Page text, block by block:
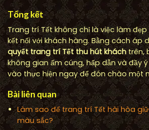
Tổng kết
Trang trí Tết không chỉ là việc làm
kết nối với khách hàng. Bằng cách áp
quyết trang trí Tết thu hút kháchtrên,
không gian ấm cúng, hấp dẫn và đầy
vào thực hiện ngay để đón chào một
Bài liên quan
Làm sao để trang trí Tết hài hòa
màu sắc?